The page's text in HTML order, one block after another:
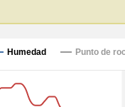
Humedad Punto de